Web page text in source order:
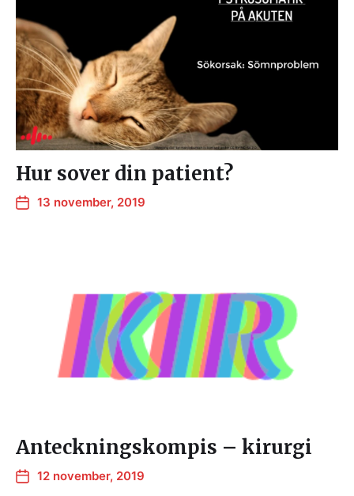
Hur sover din patient?
13 november, 2019
Anteckningskompis – kirurgi
12 november, 2019